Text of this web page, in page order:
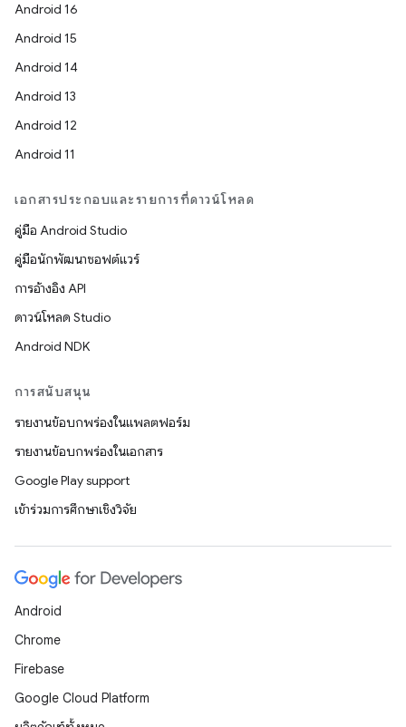
Android 16
Android 15
Android 14
Android 13
Android 12
Android 11
เอกสารประกอบและรายการที่ดาวน์โหลด
คู่มือ Android Studio
คู่มือนักพัฒนาซอฟต์แวร์
การอ้างอิง API
ดาวน์โหลด Studio
Android NDK
การสนับสนุน
รายงานข้อบกพร่องในแพลตฟอร์ม
รายงานข้อบกพร่องในเอกสาร
Google Play support
เข้าร่วมการศึกษาเชิงวิจัย
Android
Chrome
Firebase
Google Cloud Platform